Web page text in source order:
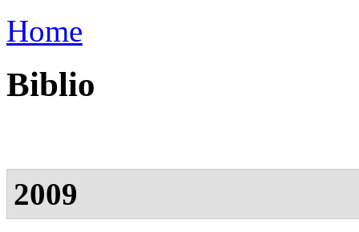
Home
Biblio
2009